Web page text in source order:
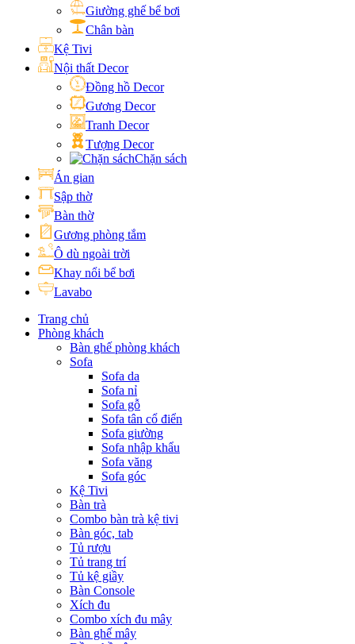
Giường ghế bể bơi
Chân bàn
Kệ Tivi
Nội thất Decor
Đồng hồ Decor
Gương Decor
Tranh Decor
Tượng Decor
Chặn sách
Án gian
Sập thờ
Bàn thờ
Gương phòng tắm
Ô dù ngoài trời
Khay nổi bể bơi
Lavabo
Trang chủ
Phòng khách
Bàn ghế phòng khách
Sofa
Sofa da
Sofa nỉ
Sofa gỗ
Sofa tân cổ điển
Sofa giường
Sofa nhập khẩu
Sofa văng
Sofa góc
Kệ Tivi
Bàn trà
Combo bàn trà kệ tivi
Bàn góc, tab
Tủ rượu
Tủ trang trí
Tủ kệ giầy
Bàn Console
Xích đu
Combo xích đu mây
Bàn ghế mây